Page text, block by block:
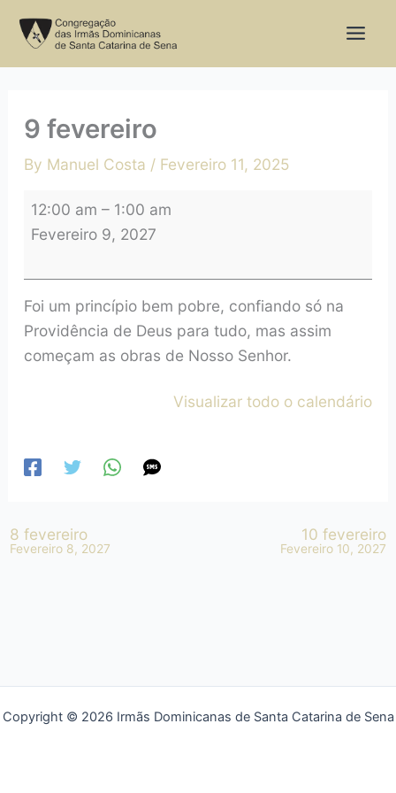
9 fevereiro
By Manuel Costa / Fevereiro 11, 2025
fevereiro
12:00 am – 1:00 am
Fevereiro 9, 2027
Foi um princípio bem pobre, confiando só na
Providência de Deus para tudo, mas assim
começam as obras de Nosso Senhor.
Visualizar todo o calendário
8 fevereiro
Fevereiro 8, 2027
10 fevereiro
Fevereiro 10, 2027
Copyright © 2026 Irmãs Dominicanas de Santa Catarina de Sena